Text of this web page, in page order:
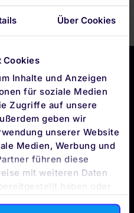
Über Cookies
Cookies
Inhalte und Anzeigen
für soziale Medien
Zugriffe auf unsere
geben wir
unserer Website
Medien, Werbung und
führen diese
mit weiteren Daten
haben oder
APP
DATE